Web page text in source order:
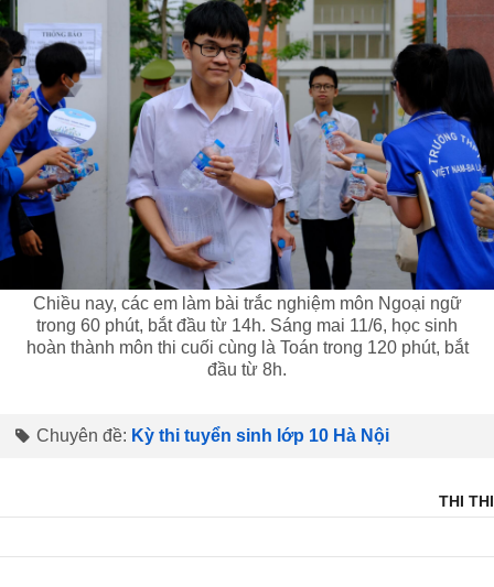
Chiều nay, các em làm bài trắc nghiệm môn Ngoại ngữ
trong 60 phút, bắt đầu từ 14h. Sáng mai 11/6, học sinh
hoàn thành môn thi cuối cùng là Toán trong 120 phút, bắt
đầu từ 8h.
Chuyên đề: Kỳ thi tuyển sinh lớp 10 Hà Nội
THI THI